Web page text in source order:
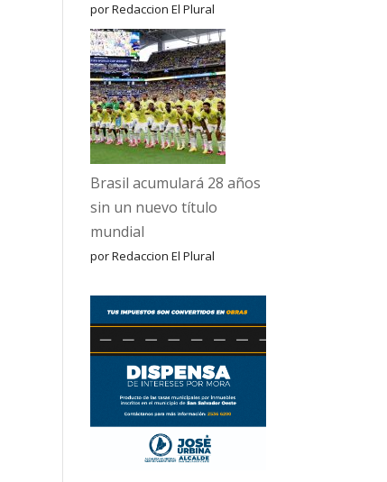
por Redaccion El Plural
Brasil acumulará 28 años
sin un nuevo título
mundial
por Redaccion El Plural